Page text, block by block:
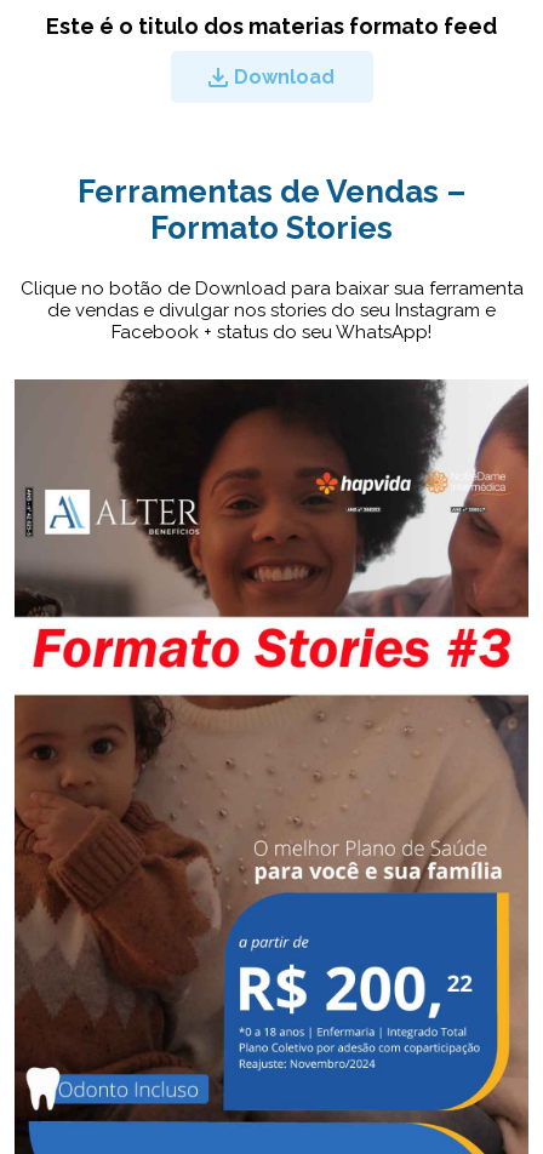
Este é o titulo dos materias formato feed
Download
Ferramentas de Vendas –
Formato Stories
Clique no botão de Download para baixar sua ferramenta
de vendas e divulgar nos stories do seu Instagram e
Facebook + status do seu WhatsApp!